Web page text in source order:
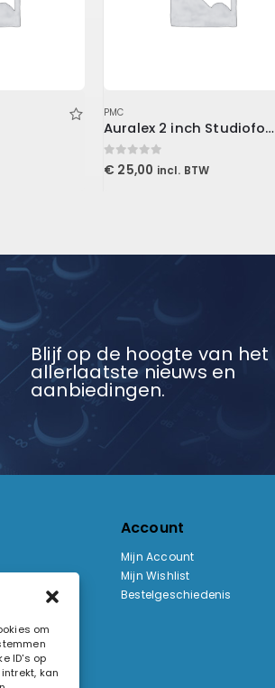
om
ID's op
kan
PMC
Auralex 2 inch Studiofoam-T
0out of 5
€ 25,00 incl. BTW
Blijf op de hoogte van het
allerlaatste nieuws en
aanbiedingen.
Account
Mijn Account
Mijn Wishlist
Bestelgeschiedenis